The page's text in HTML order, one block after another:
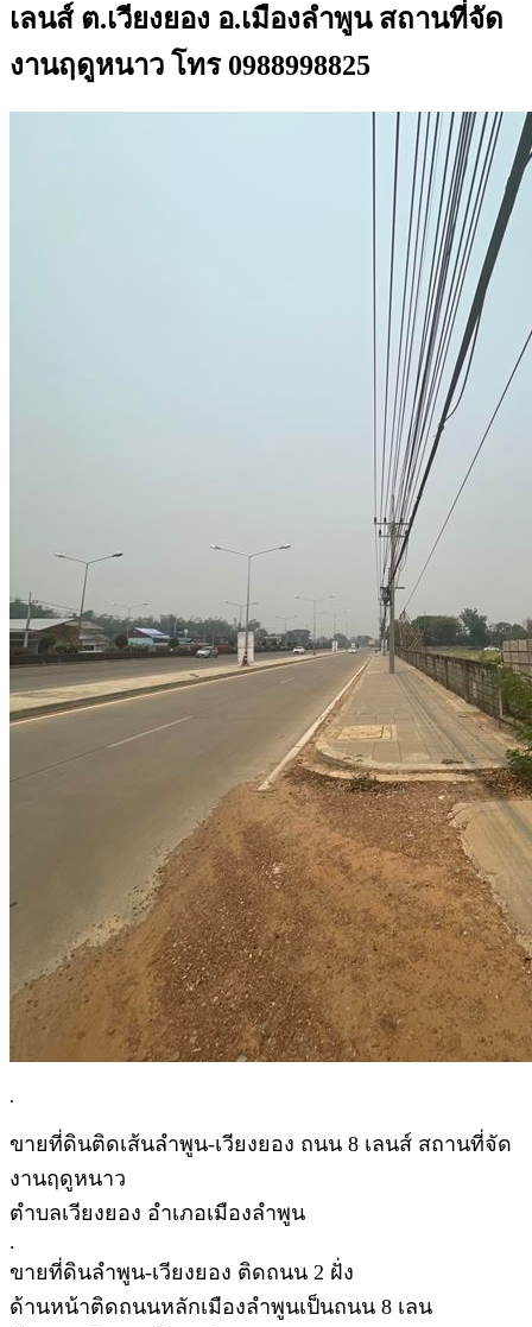
เลนส์ ต.เวียงยอง อ.เมืองลำพูน สถานที่จัด
งานฤดูหนาว โทร 0988998825
.
ขายที่ดินติดเส้นลำพูน-เวียงยอง ถนน 8 เลนส์ สถานที่จัด
งานฤดูหนาว
ตำบลเวียงยอง อำเภอเมืองลำพูน
.
ขายที่ดินลำพูน-เวียงยอง ติดถนน 2 ฝั่ง
ด้านหน้าติดถนนหลักเมืองลำพูนเป็นถนน 8 เลน